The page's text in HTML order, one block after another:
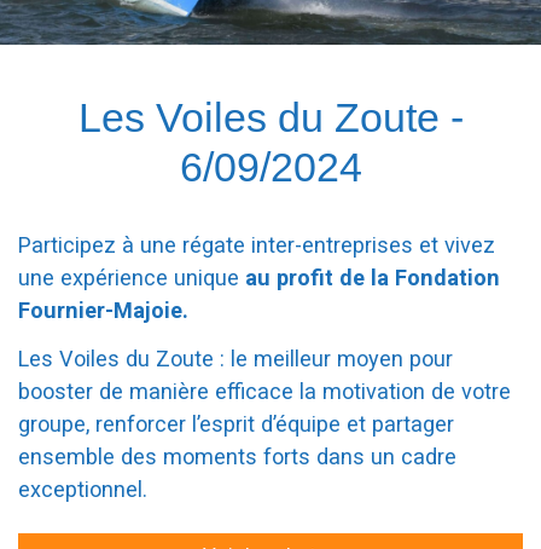
Les Voiles du Zoute -
6/09/2024
Participez à une régate inter-entreprises et vivez
une expérience unique au profit de la Fondation
Fournier-Majoie.
Les Voiles du Zoute : le meilleur moyen pour
booster de manière efficace la motivation de votre
groupe, renforcer l’esprit d’équipe et partager
ensemble des moments forts dans un cadre
exceptionnel.